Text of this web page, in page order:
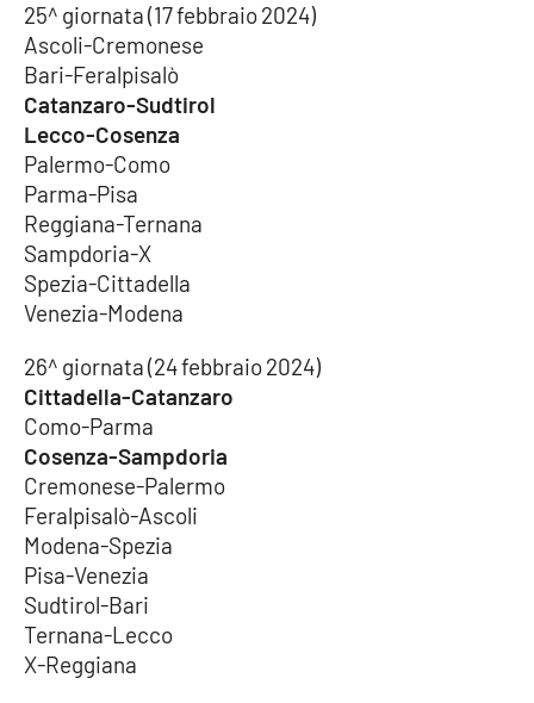
25^ giornata (17 febbraio 2024)
Ascoli-Cremonese
Bari-Feralpisalò
Catanzaro-Sudtirol
Lecco-Cosenza
Palermo-Como
Parma-Pisa
Reggiana-Ternana
Sampdoria-X
Spezia-Cittadella
Venezia-Modena
26^ giornata (24 febbraio 2024)
Cittadella-Catanzaro
Como-Parma
Cosenza-Sampdoria
Cremonese-Palermo
Feralpisalò-Ascoli
Modena-Spezia
Pisa-Venezia
Sudtirol-Bari
Ternana-Lecco
X-Reggiana